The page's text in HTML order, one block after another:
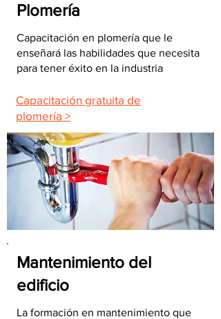
Plomería
Capacitación en plomería que le
enseñará las habilidades que necesita
para tener éxito en la industria
Capacitación gratuita de
plomería >
Mantenimiento del
edificio
La formación en mantenimiento que